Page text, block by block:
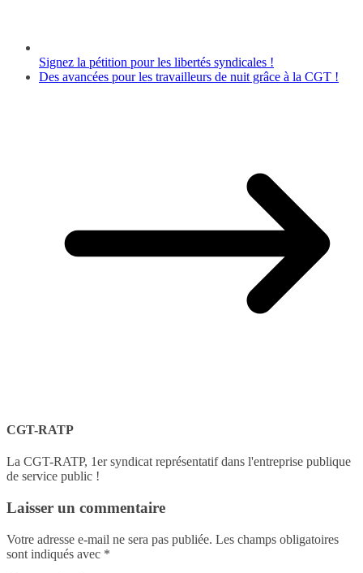
Signez la pétition pour les libertés syndicales !
Des avancées pour les travailleurs de nuit grâce à la CGT !
CGT-RATP
La CGT-RATP, 1er syndicat représentatif dans l'entreprise publique
de service public !
Laisser un commentaire
Votre adresse e-mail ne sera pas publiée. Les champs obligatoires
sont indiqués avec *